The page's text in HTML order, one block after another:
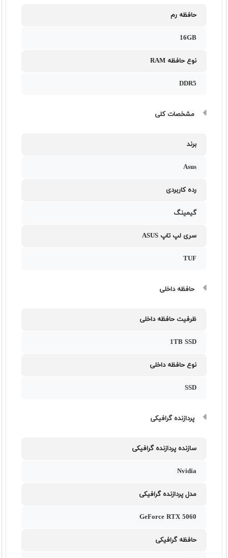
حافظه رم
16GB
نوع حافظه RAM
DDR5
مشخصات کلی
برند
Asus
رده کاربردی
گیمینگ
سری لپ تاپ ASUS
TUF
حافظه داخلی
ظرفیت حافظه داخلی
1TB SSD
نوع حافظه داخلی
SSD
پردازنده گرافیکی
سازنده پردازنده گرافیکی
Nvidia
مدل پردازنده گرافیکی
GeForce RTX 5060
حافظه گرافیکی